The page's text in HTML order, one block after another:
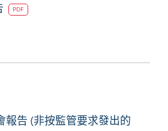
PDF
報告 (非按監管要求發出的